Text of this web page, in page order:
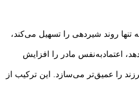
تنها روند شیردهی را تسهیل می‌کند،
اعتمادبه‌نفس مادر را افزایش
را عمیق‌تر می‌سازد. این ترکیب از